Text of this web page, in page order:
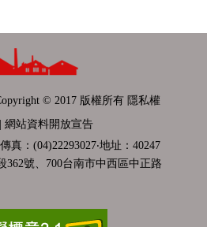
© 2017 版權所有 隱私權
網站資料開放宣告
真：(04)22293027‧地址：40247
362號、700台南市中西區中正路